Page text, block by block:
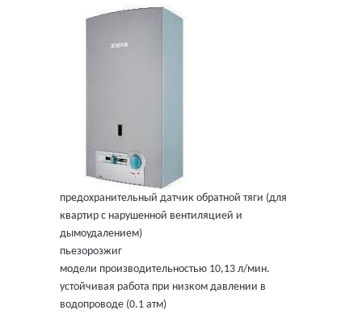
предохранительный датчик обратной тяги (для
квартир с нарушенной вентиляцией и
дымоудалением)
пьезорозжиг
модели производительностью 10,13 л/мин.
устойчивая работа при низком давлении в
водопроводе (0.1 атм)